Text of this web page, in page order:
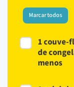
Marcar todos
1 couve-
de
menos